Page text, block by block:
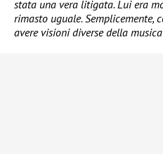
stata una vera litigata. Lui era
rimasto uguale.
avere visioni diverse della